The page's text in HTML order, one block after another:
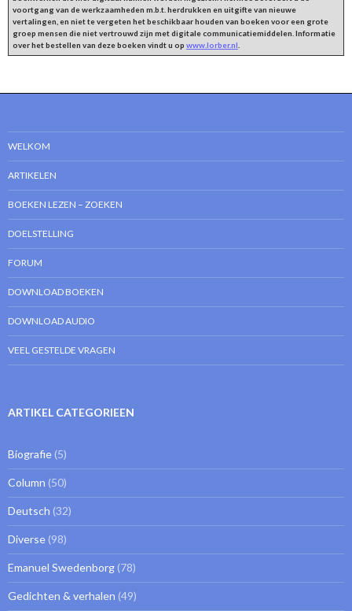
voortgang van de werkzaamheden m.b.t. herdrukken en uitgifte van nieuwe
vertalingen, en niet te vergeten het beschikbaar houden van boeken voor een grote
groep mensen die niet vertrouwd zijn met digitale communicatiemiddelen. Informatie
over het bestellen van deze boeken vindt u op www.lorber.nl
WELKOM
ARTIKELEN
BOEKEN LEZEN – ZOEKEN
DOELSTELLING
FORUM
DOWNLOAD BOEKEN
DOWNLOAD AUDIO
VEEL GESTELDE VRAGEN
ARTIKEL CATEGORIEEN
Biografie (5)
Column (50)
Deutsch (32)
Diverse (98)
Emanuel Swedenborg (78)
Gedichten & verhalen (49)